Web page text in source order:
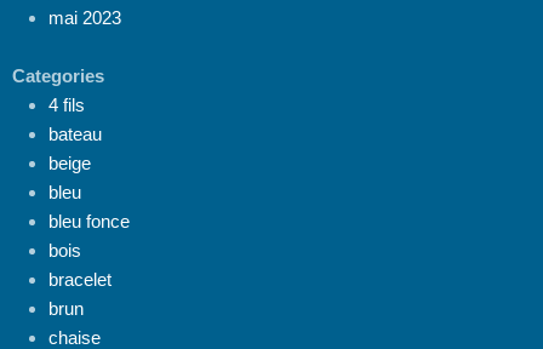
mai 2023
Categories
4 fils
bateau
beige
bleu
bleu fonce
bois
bracelet
brun
chaise